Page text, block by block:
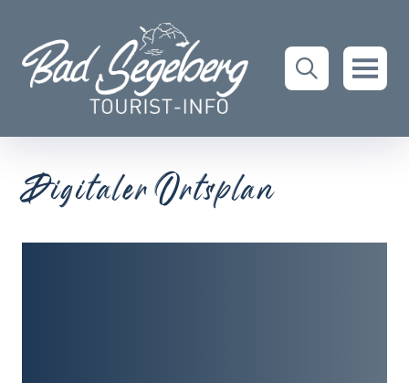
Digitaler Ortsplan